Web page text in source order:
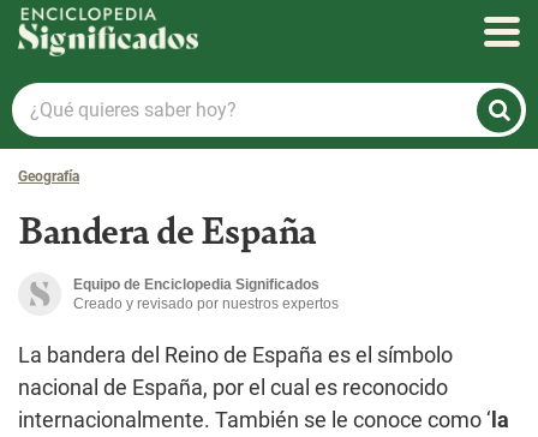
Enciclopedia Significados
¿Qué
quieres
saber
hoy?
Geografía
Bandera de España
Equipo de Enciclopedia Significados
Creado y revisado por nuestros expertos
La bandera del Reino de España es el símbolo
nacional de España, por el cual es reconocido
internacionalmente. También se le conoce como ‘ la